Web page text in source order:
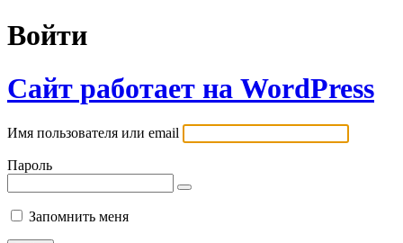
Войти
Сайт работает на WordPress
Имя пользователя или email
Пароль
Запомнить меня